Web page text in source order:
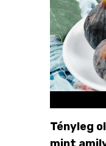
Tényleg
mint